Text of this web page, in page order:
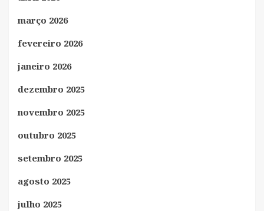
março 2026
fevereiro 2026
janeiro 2026
dezembro 2025
novembro 2025
outubro 2025
setembro 2025
agosto 2025
julho 2025